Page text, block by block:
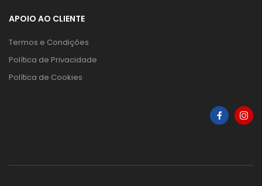
APOIO AO CLIENTE
Termos e Condições
Política de Privacidade
Política de Cookies